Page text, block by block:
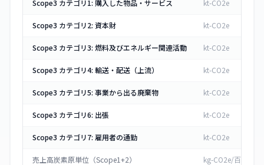
Scope3 カテゴリ1: 購入した物品・サービス kt-CO2e
Scope3 カテゴリ2: 資本財 kt-CO2e
Scope3 カテゴリ3: 燃料及びエネルギー関連活動 kt-CO2e
Scope3 カテゴリ4: 輸送・配送（上流） kt-CO2e
Scope3 カテゴリ5: 事業から出る廃棄物 kt-CO2e
Scope3 カテゴリ6: 出張 kt-CO2e
Scope3 カテゴリ7: 雇用者の通勤 kt-CO2e
売上高炭素原単位（Scope1+2） kg-CO2e/百万円